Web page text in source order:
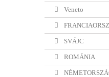
Veneto
SVÁJC
ROMÁNIA